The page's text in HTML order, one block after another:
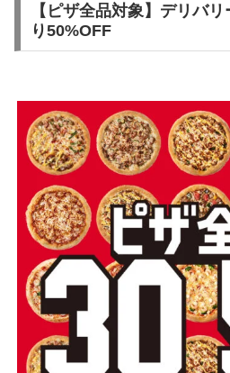
【ピザ全品対象】デリバ
り50%OFF